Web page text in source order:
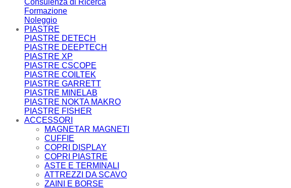
Consulenza di Ricerca
Formazione
Noleggio
PIASTRE
PIASTRE DETECH
PIASTRE DEEPTECH
PIASTRE XP
PIASTRE CSCOPE
PIASTRE COILTEK
PIASTRE GARRETT
PIASTRE MINELAB
PIASTRE NOKTA MAKRO
PIASTRE FISHER
ACCESSORI
MAGNETAR MAGNETI
CUFFIE
COPRI DISPLAY
COPRI PIASTRE
ASTE E TERMINALI
ATTREZZI DA SCAVO
ZAINI E BORSE